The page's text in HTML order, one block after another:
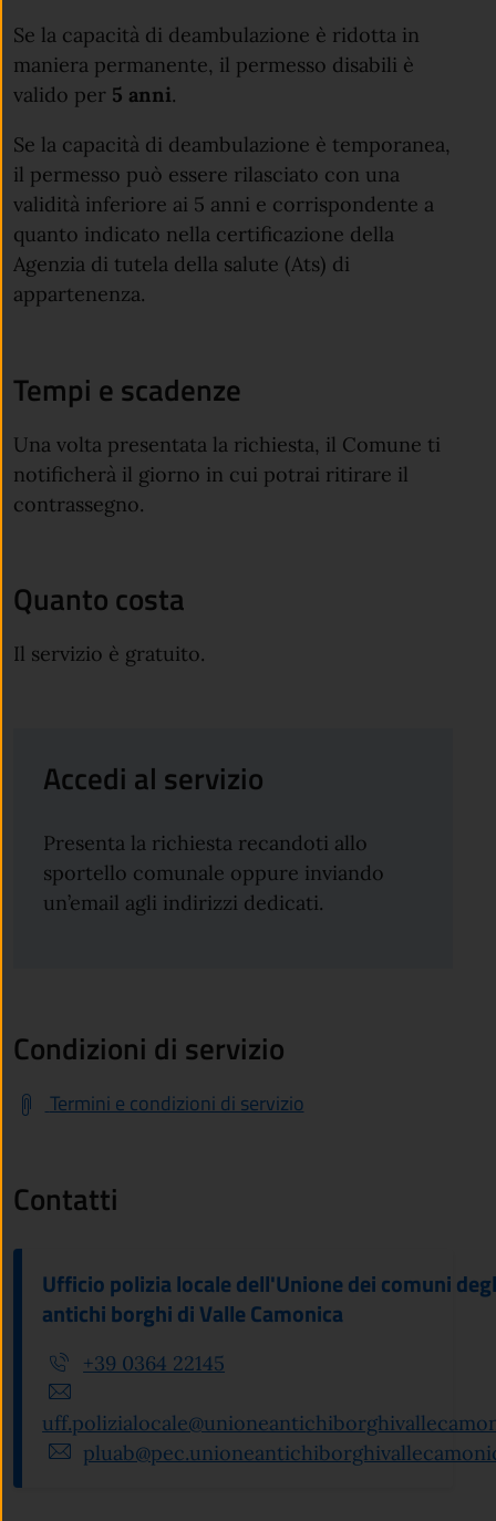
Se la capacità di deambulazione è ridotta in
maniera permanente, il permesso disabili è
valido per 5 anni.
Se la capacità di deambulazione è temporanea,
il permesso può essere rilasciato con una
validità inferiore ai 5 anni e corrispondente a
quanto indicato nella certificazione della
Agenzia di tutela della salute (Ats) di
appartenenza.
Tempi e scadenze
Una volta presentata la richiesta, il Comune ti
notificherà il giorno in cui potrai ritirare il
contrassegno.
Quanto costa
Il servizio è gratuito.
Accedi al servizio
Presenta la richiesta recandoti allo
sportello comunale oppure inviando
un’email agli indirizzi dedicati.
Condizioni di servizio
Termini e condizioni di servizio
Contatti
Ufficio polizia locale dell'Unione dei comuni
antichi borghi di Valle Camonica
+39 0364 22145